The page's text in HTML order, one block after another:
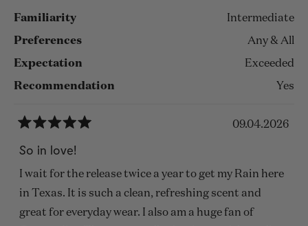
People notice it without immediately naming it.
elusive. It’s the scent of clarity, forward movement,
and becoming.
Familiarity Intermediate
Preferences Any & All
Expectation Exceeded
Recommendation Yes
na
5
z
5
gwiazdek
09.04.2026
So in love!
I wait for the release twice a year to get my Rain here
in Texas. It is such a clean, refreshing scent and
great for everyday wear. I also am a huge fan of